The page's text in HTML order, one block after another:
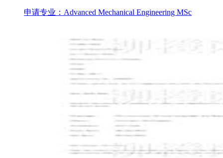
申请专业：Advanced Mechanical Engineering MSc